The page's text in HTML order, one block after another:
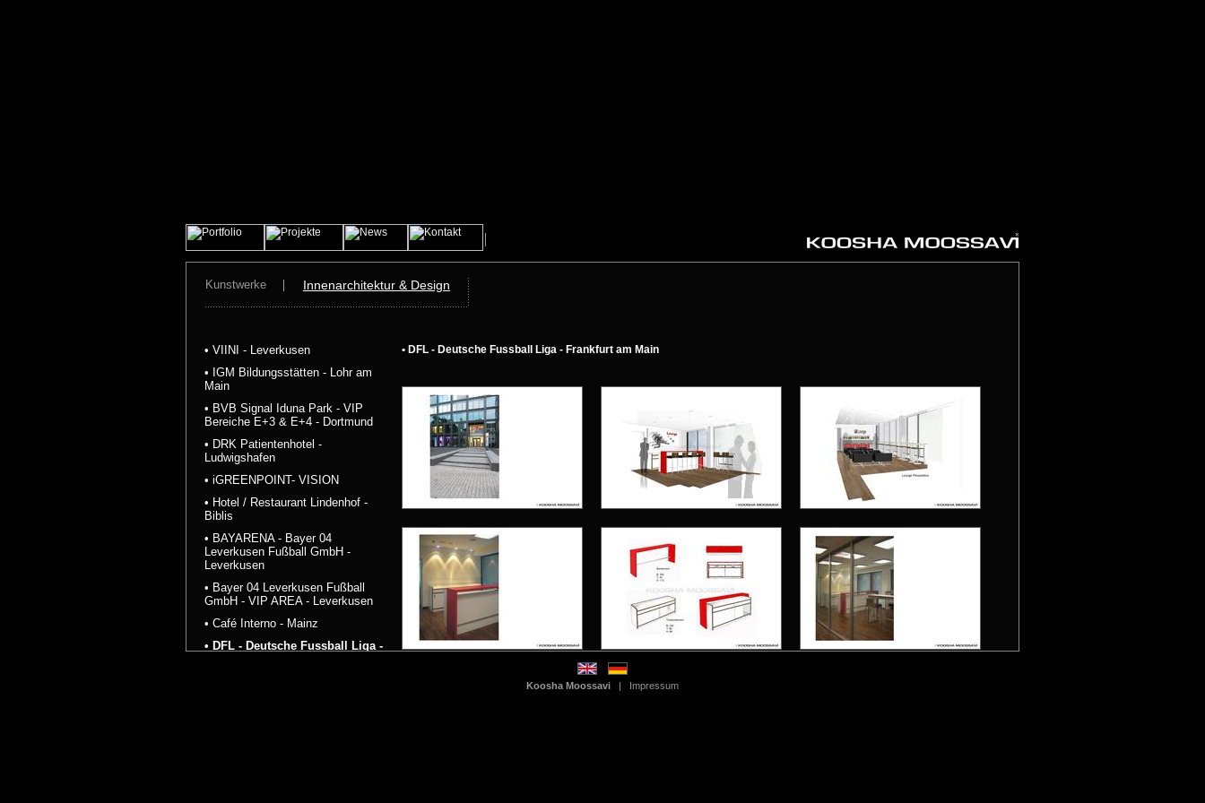
Kunstwerke Innenarchitektur & Design
• VIINI - Leverkusen
• IGM Bildungsstätten - Lohr am
Main
• BVB Signal Iduna Park - VIP
Bereiche E+3 & E+4 - Dortmund
• DRK Patientenhotel -
Ludwigshafen
• iGREENPOINT- VISION
• Hotel / Restaurant Lindenhof -
Biblis
• BAYARENA - Bayer 04
Leverkusen Fußball GmbH -
Leverkusen
• Bayer 04 Leverkusen Fußball
GmbH - VIP AREA - Leverkusen
• Café Interno - Mainz
• DFL - Deutsche Fussball Liga -
• DFL - Deutsche Fussball Liga - Frankfurt am Main
Koosha Moossavi | Impressum